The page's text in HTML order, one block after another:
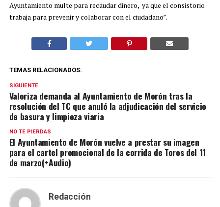
Ayuntamiento multe para recaudar dinero, ya que el consistorio
trabaja para prevenir y colaborar con el ciudadano”.
TEMAS RELACIONADOS:
SIGUIENTE
Valoriza demanda al Ayuntamiento de Morón tras la
resolución del TC que anuló la adjudicación del servicio
de basura y limpieza viaria
NO TE PIERDAS
El Ayuntamiento de Morón vuelve a prestar su imagen
para el cartel promocional de la corrida de Toros del 11
de marzo(+Audio)
Redacción